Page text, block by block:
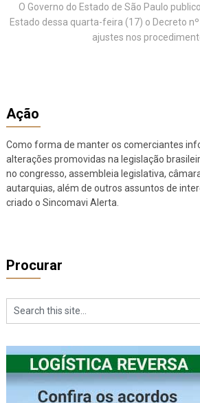
O Governo do Estado de São Paulo
Estado dessa quarta-feira (17) o Decreto
ajustes nos
Ação
Como forma de manter os comerciantes
alterações promovidas na legislação
no congresso, assembleia legislativa,
autarquias, além de outros assuntos de
criado o Sincomavi Alerta.
Procurar